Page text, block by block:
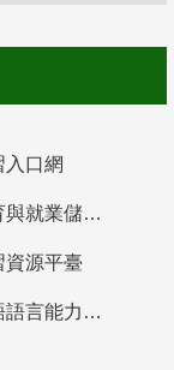
入口網
青年教育與就業儲蓄帳戶
資源平臺
臺灣台語語言能力認證網站